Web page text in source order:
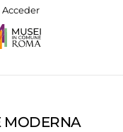
Acceder
MODERNA